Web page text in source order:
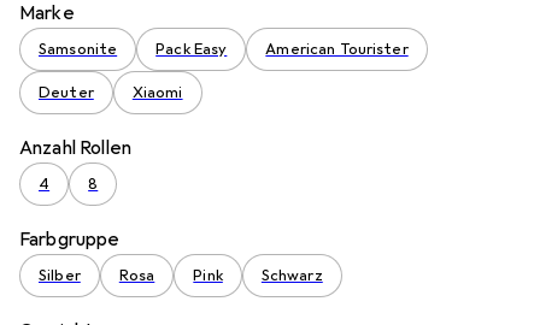
Marke
Samsonite Pack Easy American Tourister
Deuter Xiaomi
Anzahl Rollen
4 8
Farbgruppe
Silber Rosa Pink Schwarz